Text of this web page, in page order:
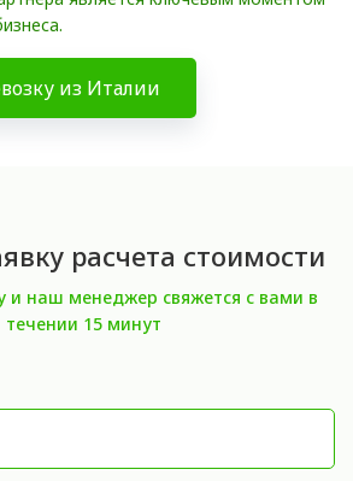
из Италии
расчета стоимости
и наш менеджер свяжется с вами в
течении 15 минут